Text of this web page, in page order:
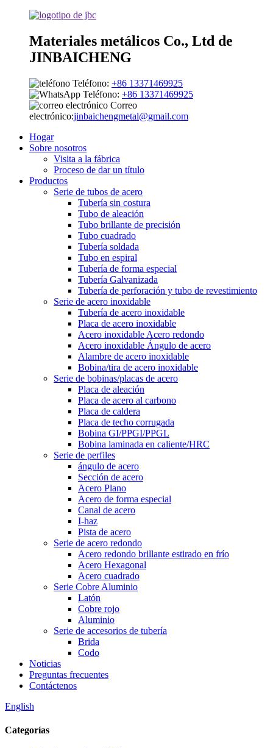
Materiales metálicos Co., Ltd de
JINBAICHENG
Teléfono: +86 13371469925
Teléfono: +86 13371469925
Correo
electrónico:jinbaichengmetal@gmail.com
Hogar
Sobre nosotros
Visita a la fábrica
Proceso de dar un título
Productos
Serie de tubos de acero
Tubería sin costura
Tubo de aleación
Tubo brillante de precisión
Tubo cuadrado
Tubería soldada
Tubo en espiral
Tubería de forma especial
Tubería Galvanizada
Tubería de perforación y tubo de revestimiento
Serie de acero inoxidable
Tubería de acero inoxidable
Placa de acero inoxidable
Acero inoxidable Acero redondo
Acero inoxidable Ángulo de acero
Alambre de acero inoxidable
Bobina/tira de acero inoxidable
Serie de bobinas/placas de acero
Placa de aleación
Placa de acero al carbono
Placa de caldera
Placa de techo corrugada
Bobina GI/PPGI/PPGL
Bobina laminada en caliente/HRC
Serie de perfiles
ángulo de acero
Sección de acero
Acero Plano
Acero de forma especial
Canal de acero
I-haz
Pista de acero
Serie de acero redondo
Acero redondo brillante estirado en frío
Acero Hexagonal
Acero cuadrado
Serie Cobre Aluminio
Latón
Cobre rojo
Aluminio
Serie de accesorios de tubería
Brida
Codo
Noticias
Preguntas frecuentes
Contáctenos
English
Categorías